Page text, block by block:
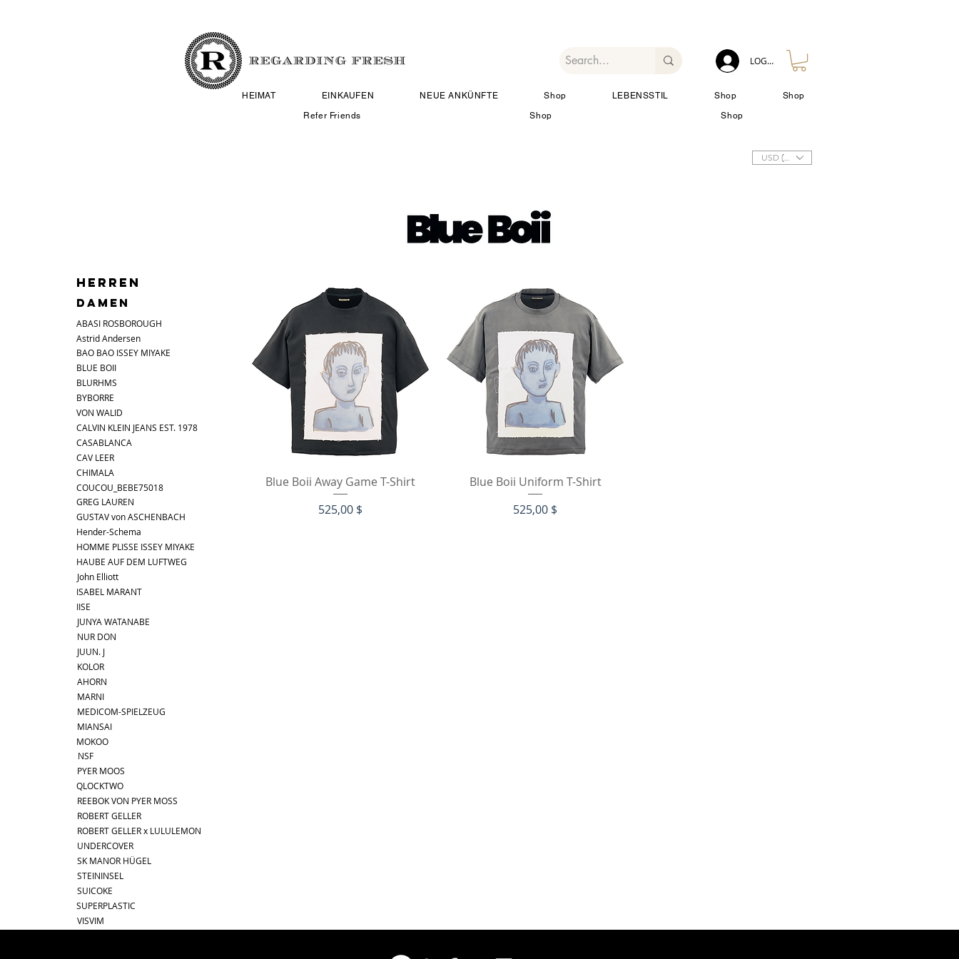
HEIMAT EINKAUFEN NEUE ANKÜNFTE Shop LEBENSSTIL Shop
Shop
Refer Friends
Shop Shop
LOG IN
USD ($)
HERREN
DAMEN
ABASI ROSBOROUGH
Astrid Andersen
BAO BAO ISSEY MIYAKE
BLUE BOII
BLURHMS
BYBORRE
VON WALID
CALVIN KLEIN JEANS EST. 1978
CASABLANCA
CAV LEER
CHIMALA
GREG LAUREN
COUCOU_BEBE75018
GUSTAV von ASCHENBACH
Hender-Schema
HOMME PLISSE ISSEY MIYAKE
HAUBE AUF DEM LUFTWEG
John Elliott
ISABEL MARANT
IISE
JUNYA WATANABE
NUR DON
JUUN. J
KOLOR
AHORN
MARNI
MEDICOM-SPIELZEUG
MIANSAI
NSF
MOKOO
PYER MOOS
QLOCKTWO
REEBOK VON PYER MOSS
ROBERT GELLER
ROBERT GELLER x LULULEMON
UNDERCOVER
SK MANOR HÜGEL
STEININSEL
SUICOKE
SUPERPLASTIC
VISVIM
Schnellansicht
Blue Boii Away Game T-Shirt
Preis
525,00 $
Schnellansicht
Blue Boii Uniform T-Shirt
Preis
525,00 $